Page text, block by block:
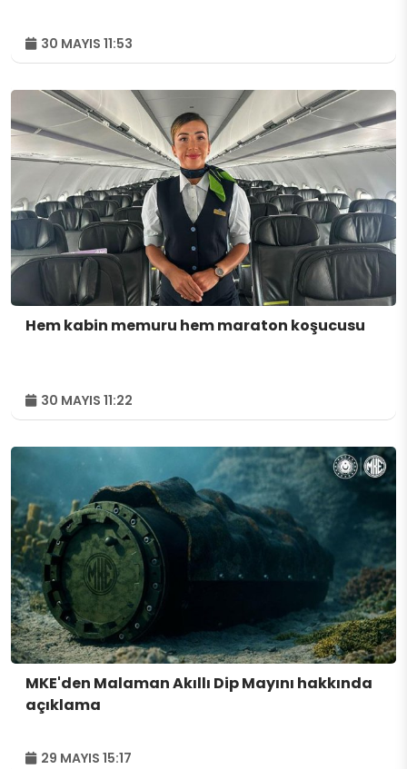
30 MAYIS 11:53
Hem kabin memuru hem maraton koşucusu
30 MAYIS 11:22
MKE'den Malaman Akıllı Dip Mayını hakkında
açıklama
29 MAYIS 15:17